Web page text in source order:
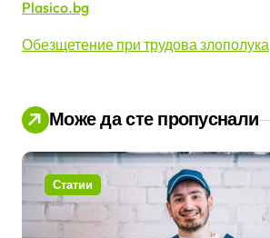
Plasico.bg
Обезщетение при трудова злополука
Може да сте пропуснали
Статии